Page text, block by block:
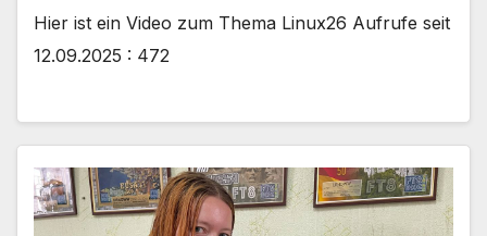
Hier ist ein Video zum Thema Linux26 Aufrufe seit
12.09.2025 : 472